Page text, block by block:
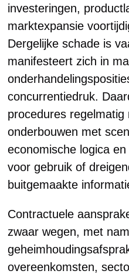
investeringen,
marktexpansie
Dergelijke schade is
manifesteert zich in
concurrentiedruk.
procedures
onderbouwen met
economische logica
voor gebruik of
buitgemaakte
Contractuele
zwaar wegen, met
overeenkomsten,